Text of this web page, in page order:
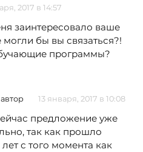
2017 в 14:57
заинтересовало ваше
бы вы связаться?!
программы?
автор 13 января, 2017 в 10:08
предложение уже
так как прошло
с того момента как